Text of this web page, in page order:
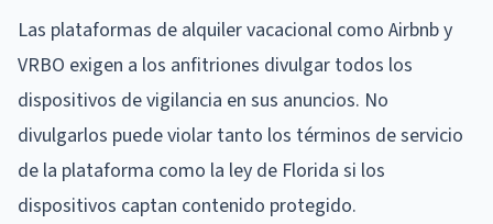
Las plataformas de alquiler vacacional como Airbnb y
VRBO exigen a los anfitriones divulgar todos los
dispositivos de vigilancia en sus anuncios. No
divulgarlos puede violar tanto los términos de servicio
de la plataforma como la ley de Florida si los
dispositivos captan contenido protegido.